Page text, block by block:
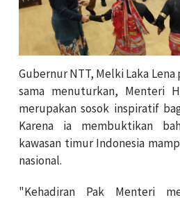
Gubernur NTT, Melki Laka
sama menuturkan, Menteri
merupakan sosok inspiratif
Karena ia membuktikan
kawasan timur Indonesia
nasional.
"Kehadiran Pak Menteri